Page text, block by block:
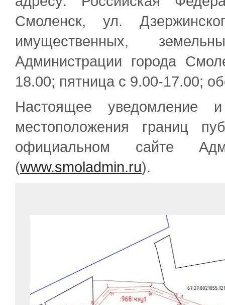
Смоленск, ул.
имущественных,
Администрации города
18.00; пятница с 9.00-17.00;
Настоящее уведомление
местоположения границ
официальном сайте
(www.smoladmin.ru).